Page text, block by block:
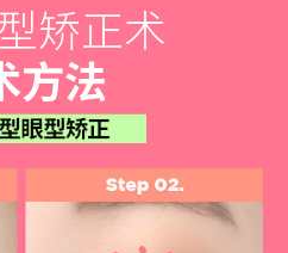
矫正术
方法